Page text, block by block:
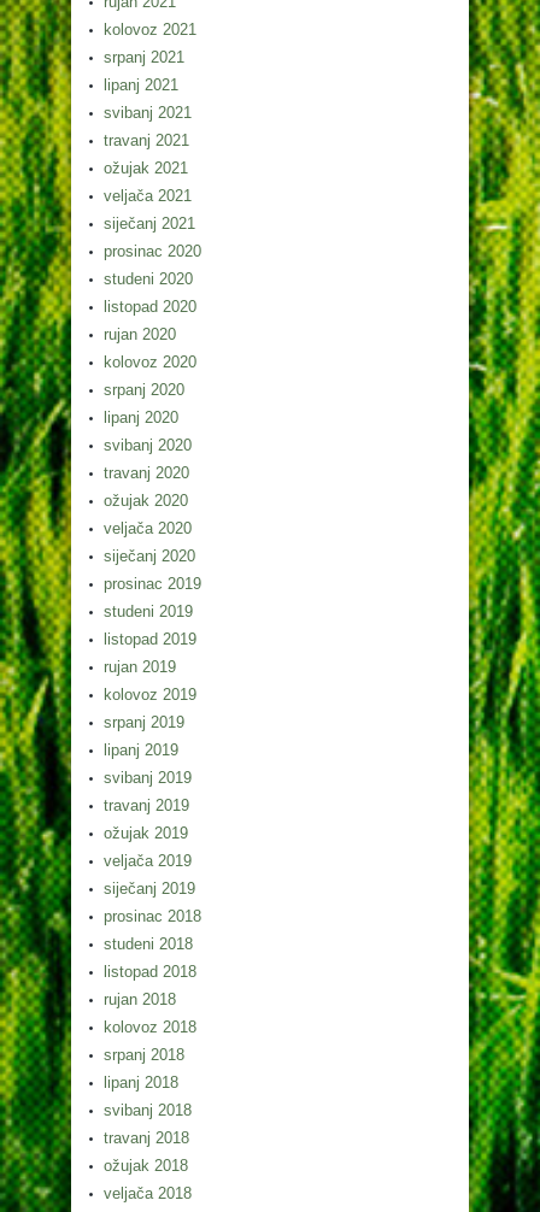
kolovoz 2021
srpanj 2021
lipanj 2021
svibanj 2021
travanj 2021
ožujak 2021
veljača 2021
siječanj 2021
prosinac 2020
studeni 2020
listopad 2020
rujan 2020
kolovoz 2020
srpanj 2020
lipanj 2020
svibanj 2020
travanj 2020
ožujak 2020
veljača 2020
siječanj 2020
prosinac 2019
studeni 2019
listopad 2019
rujan 2019
kolovoz 2019
srpanj 2019
lipanj 2019
svibanj 2019
travanj 2019
ožujak 2019
veljača 2019
siječanj 2019
prosinac 2018
studeni 2018
listopad 2018
rujan 2018
kolovoz 2018
srpanj 2018
lipanj 2018
svibanj 2018
travanj 2018
ožujak 2018
veljača 2018